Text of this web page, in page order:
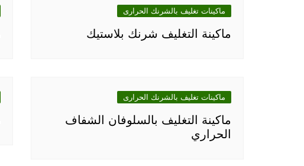
ماكينات تغليف بالشرنك الحرارى
ماكينة التغليف شرنك بلاستيك
ماكينات تغليف بالشرنك الحرارى
ماكينة التغليف بالسلوفان الشفاف
الحراري